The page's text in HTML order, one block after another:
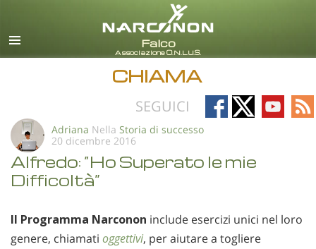
italiano
CHIAMA
SEGUICI
Follow
on
Follow
on
Follow
on
on
Adriana Nella Storia di successo
20 dicembre 2016
Alfredo: “Ho Superato le mie
Difficoltà”
Il Programma Narconon include esercizi unici nel loro
genere, chiamati oggettivi, per aiutare a togliere